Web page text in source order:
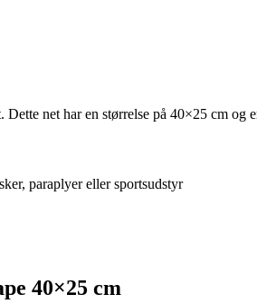
net har en størrelse på 40×25 cm
paraplyer eller sportsudstyr
40×25 cm